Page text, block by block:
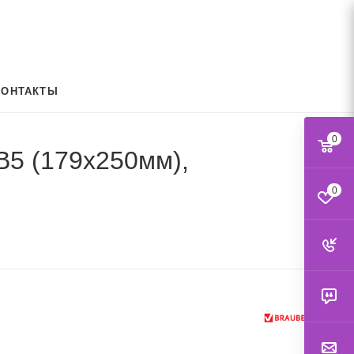
(179х250мм),
0
0